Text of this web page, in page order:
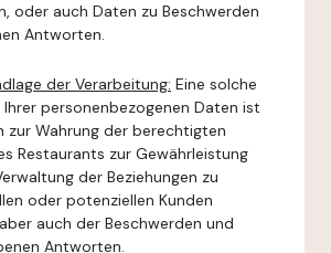
oder auch Daten zu Beschwerden
Antworten.
der Verarbeitung: Eine solche
personenbezogenen Daten ist
zur Wahrung der berechtigten
Restaurants zur Gewährleistung
der Beziehungen zu
oder potenziellen Kunden
auch der Beschwerden und
Antworten.